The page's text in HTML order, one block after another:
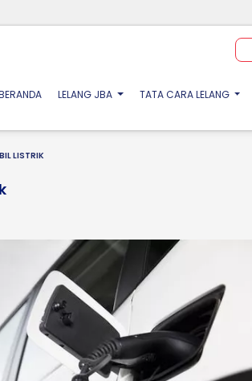
(CURRENT)
LELANG JBA TATA CARA LELANG
LISTRIK